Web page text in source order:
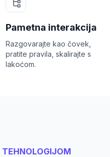
Pametna interakcija
Razgovarajte kao čovek,
pratite pravila, skalirajte s
lakoćom.
TEHNOLOGIJOM